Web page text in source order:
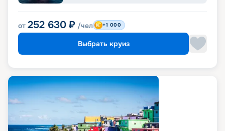
от 252 630 ₽ /чел +1 000
Выбрать круиз